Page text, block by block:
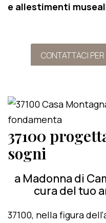
e allestimenti
CONTATTACI
37100
sogni
a Madonna di
cura del tuo
37100, nella figura